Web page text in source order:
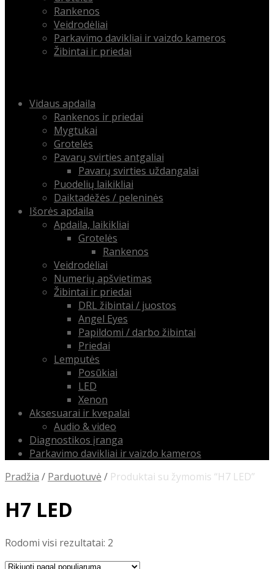
Rankenos
Veidrodėliai
Parkavimo davikliai ir vaizdo kameros
Žibintai ir priedai
Skip Vidaus apdaila
Rankenos ir priedai
Mygtukai
Grotelės
Pavarų svirties antgaliai
Pavarų svirties uždangalai
Puodelių laikikliai
Daiktadėžės / peleninės
Išorės apdaila
Apdaila, laikikliai
Grotelės
Rankenos
Veidrodėliai
Numerių apšvietimas
Žibintai ir priedai
DRL žibintai / juostos
Angel Eyes
Papildomi / darbo žibintai
Priedai
Lemputės
Posūkiai
LED
Xenon
Aksesuarai ir kvepalai
Audio & video
Diagnostikos įranga
Parkavimo davikliai ir vaizdo kameros
Pradžia / Parduotuvė / Produktai su žymomis “H7 LED”
H7 LED
Rodomi visi rezultatai: 2